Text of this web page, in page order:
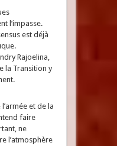
l’impasse.
est déjà
Rajoelina,
la Transition y
et de la
faire
ne
l’atmosphère